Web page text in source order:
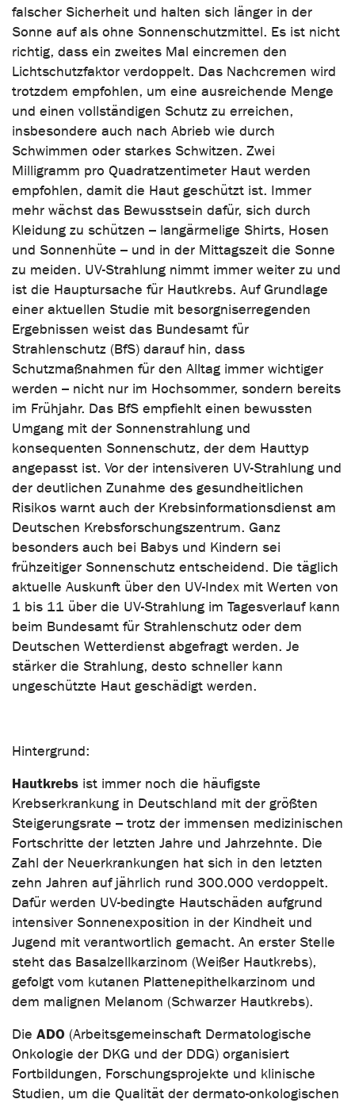
falscher Sicherheit und halten sich länger in der
Sonne auf als ohne Sonnenschutzmittel. Es ist nicht
richtig, dass ein zweites Mal eincremen den
Lichtschutzfaktor verdoppelt. Das Nachcremen wird
trotzdem empfohlen, um eine ausreichende Menge
und einen vollständigen Schutz zu erreichen,
insbesondere auch nach Abrieb wie durch
Schwimmen oder starkes Schwitzen. Zwei
Milligramm pro Quadratzentimeter Haut werden
empfohlen, damit die Haut geschützt ist. Immer
mehr wächst das Bewusstsein dafür, sich durch
Kleidung zu schützen – langärmelige Shirts, Hosen
und Sonnenhüte – und in der Mittagszeit die Sonne
zu meiden. UV-Strahlung nimmt immer weiter zu und
ist die Hauptursache für Hautkrebs. Auf Grundlage
einer aktuellen Studie mit besorgniserregenden
Ergebnissen weist das Bundesamt für
Strahlenschutz (BfS) darauf hin, dass
Schutzmaßnahmen für den Alltag immer wichtiger
werden – nicht nur im Hochsommer, sondern bereits
im Frühjahr. Das BfS empfiehlt einen bewussten
Umgang mit der Sonnenstrahlung und
konsequenten Sonnenschutz, der dem Hauttyp
angepasst ist. Vor der intensiveren UV-Strahlung und
der deutlichen Zunahme des gesundheitlichen
Risikos warnt auch der Krebsinformationsdienst am
Deutschen Krebsforschungszentrum. Ganz
besonders auch bei Babys und Kindern sei
frühzeitiger Sonnenschutz entscheidend. Die täglich
aktuelle Auskunft über den UV-Index mit Werten von
1 bis 11 über die UV-Strahlung im Tagesverlauf kann
beim Bundesamt für Strahlenschutz oder dem
Deutschen Wetterdienst abgefragt werden. Je
stärker die Strahlung, desto schneller kann
ungeschützte Haut geschädigt werden.
Hintergrund:
Hautkrebs ist immer noch die häufigste
Krebserkrankung in Deutschland mit der größten
Steigerungsrate – trotz der immensen medizinischen
Fortschritte der letzten Jahre und Jahrzehnte. Die
Zahl der Neuerkrankungen hat sich in den letzten
zehn Jahren auf jährlich rund 300.000 verdoppelt.
Dafür werden UV-bedingte Hautschäden aufgrund
intensiver Sonnenexposition in der Kindheit und
Jugend mit verantwortlich gemacht. An erster Stelle
steht das Basalzellkarzinom (Weißer Hautkrebs),
gefolgt vom kutanen Plattenepithelkarzinom und
dem malignen Melanom (Schwarzer Hautkrebs).
Die ADO (Arbeitsgemeinschaft Dermatologische
Onkologie der DKG und der DDG) organisiert
Fortbildungen, Forschungsprojekte und klinische
Studien, um die Qualität der dermato-onkologischen